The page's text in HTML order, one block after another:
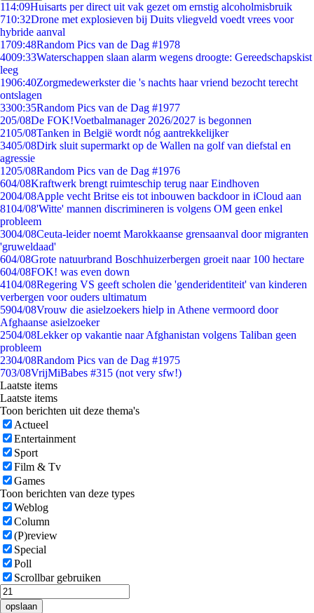
114:09Huisarts per direct uit vak gezet om ernstig alcoholmisbruik
710:32Drone met explosieven bij Duits vliegveld voedt vrees voor
hybride aanval
1709:48Random Pics van de Dag #1978
4009:33Waterschappen slaan alarm wegens droogte: Gereedschapskist
leeg
1906:40Zorgmedewerkster die 's nachts haar vriend bezocht terecht
ontslagen
3300:35Random Pics van de Dag #1977
205/08De FOK!Voetbalmanager 2026/2027 is begonnen
2105/08Tanken in België wordt nóg aantrekkelijker
3405/08Dirk sluit supermarkt op de Wallen na golf van diefstal en
agressie
1205/08Random Pics van de Dag #1976
604/08Kraftwerk brengt ruimteschip terug naar Eindhoven
2004/08Apple vecht Britse eis tot inbouwen backdoor in iCloud aan
8104/08'Witte' mannen discrimineren is volgens OM geen enkel
probleem
3004/08Ceuta-leider noemt Marokkaanse grensaanval door migranten
'gruweldaad'
604/08Grote natuurbrand Boschhuizerbergen groeit naar 100 hectare
604/08FOK! was even down
4104/08Regering VS geeft scholen die 'genderidentiteit' van kinderen
verbergen voor ouders ultimatum
5904/08Vrouw die asielzoekers hielp in Athene vermoord door
Afghaanse asielzoeker
2504/08Lekker op vakantie naar Afghanistan volgens Taliban geen
probleem
2304/08Random Pics van de Dag #1975
703/08VrijMiBabes #315 (not very sfw!)
Laatste items
Laatste items
Toon berichten uit deze thema's
Actueel
Entertainment
Sport
Film & Tv
Games
Toon berichten van deze types
Weblog
Column
(P)review
Special
Poll
Scrollbar gebruiken
opslaan